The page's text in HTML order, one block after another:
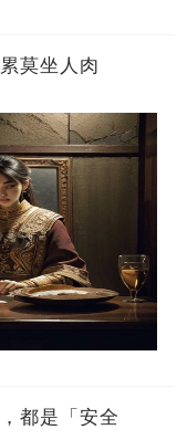
莫坐人肉
都是「安全